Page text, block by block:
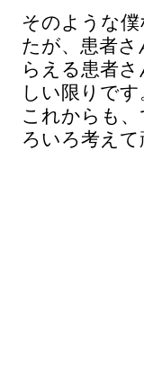
そのような
たが、患者
らえる患者
しい限りです
これからも
ろいろ考え